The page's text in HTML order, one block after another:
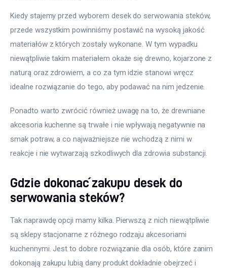
Kiedy stajemy przed wyborem desek do serwowania steków,
przede wszystkim powinniśmy postawić na wysoką jakość
materiałów z których zostały wykonane. W tym wypadku
niewątpliwie takim materiałem okaże się drewno, kojarzone z
naturą oraz zdrowiem, a co za tym idzie stanowi wręcz
idealne rozwiązanie do tego, aby podawać na nim jedzenie.
Ponadto warto zwrócić również uwagę na to, że drewniane
akcesoria kuchenne są trwałe i nie wpływają negatywnie na
smak potraw, a co najważniejsze nie wchodzą z nimi w
reakcje i nie wytwarzają szkodliwych dla zdrowia substancji.
Gdzie dokonać zakupu desek do
serwowania steków?
Tak naprawdę opcji mamy kilka. Pierwszą z nich niewątpliwie
są sklepy stacjonarne z różnego rodzaju akcesoriami
kuchennymi. Jest to dobre rozwiązanie dla osób, które zanim
dokonają zakupu lubią dany produkt dokładnie obejrzeć i